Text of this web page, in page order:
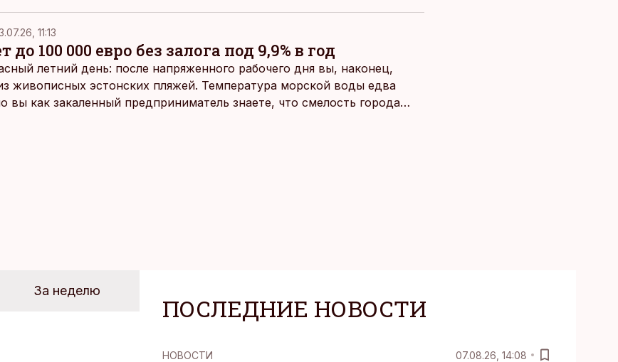
11:13
до 100 000 евро без залога под 9,9% в год
летний день: после напряженного рабочего дня вы, наконец,
живописных эстонских пляжей. Температура морской воды едва
вы как закаленный предприниматель знаете, что смелость города
За неделю
ПОСЛЕДНИЕ НОВОСТИ
НОВОСТИ 07.08.26, 14:08